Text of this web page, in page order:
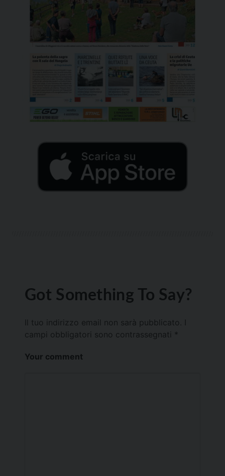
Got Something To Say?
Il tuo indirizzo email non sarà pubblicato.
campi obbligatori sono contrassegnati *
Your comment